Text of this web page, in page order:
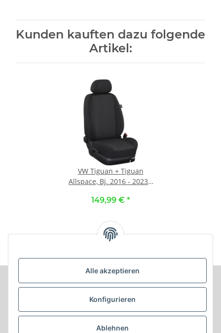
Alle akzeptieren
Konfigurieren
Ablehnen
Kunden kauften dazu folgende
Artikel:
VW Tiguan + Tiguan
Allspace, Bj. 2016 - 2023 /
Vordersitzbezüge :: 103.
schwarz
149,99 € *
Informationen
Produkt Informationen